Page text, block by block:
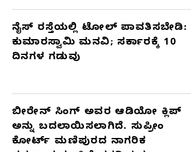
ನೈಸ್ ರಸ್ತೆಯಲ್ಲಿ ಟೋಲ್ ಪಾವತಿಸಬೇಡಿ:
ಕುಮಾರಸ್ವಾಮಿ ಮನವಿ; ಸರ್ಕಾರಕ್ಕೆ 10
ದಿನಗಳ ಗಡುವು
ಬೀರೇನ್ ಸಿಂಗ್ ಅವರ ಆಡಿಯೋ ಕ್ಲಿಪ್
ಅನ್ನು ಬದಲಾಯಿಸಲಾಗಿದೆ. ಸುಪ್ರೀಂ
ಕೋರ್ಟ್ ಮಣಿಪುರದ ನಾಗರಿಕ